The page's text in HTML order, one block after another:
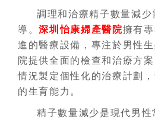
調理和治療精子數量減少
導。深圳怡康婦產醫院擁有
進的醫療設備，專注於男性
院提供全面的檢查和治療方
情況製定個性化的治療計劃
的生育能力。
精子數量減少是現代男性